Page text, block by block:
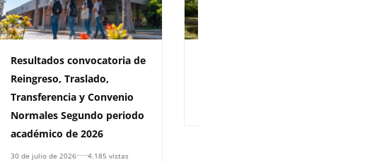
Resultados convocatoria de
Reingreso, Traslado,
Transferencia y Convenio
Normales Segundo periodo
académico de 2026
30 de julio de 2026 4.185 vistas